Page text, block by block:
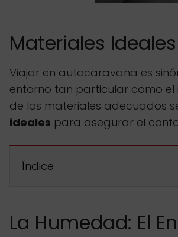
Materiales
Viajar en autocaravana es
entorno tan particular como el
de los materiales adecuados
ideales para asegurar el
Índice
La Humedad: El